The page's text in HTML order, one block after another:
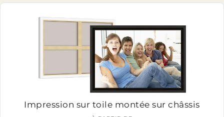
Impression sur toile montée sur châssis